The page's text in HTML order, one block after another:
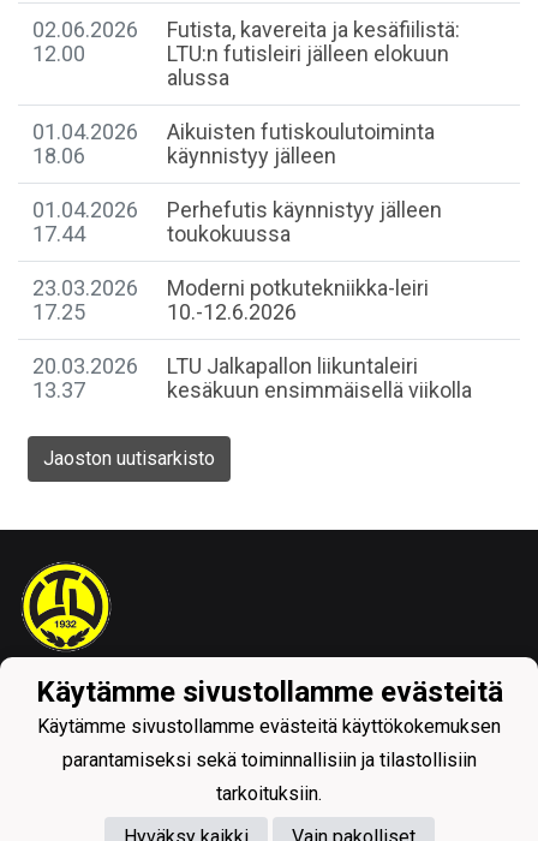
02.06.2026
12.00
Futista, kavereita ja kesäfiilistä:
LTU:n futisleiri jälleen elokuun
alussa
01.04.2026
18.06
Aikuisten futiskoulutoiminta
käynnistyy jälleen
01.04.2026
17.44
Perhefutis käynnistyy jälleen
toukokuussa
23.03.2026
17.25
Moderni potkutekniikka-leiri
10.-12.6.2026
20.03.2026
13.37
LTU Jalkapallon liikuntaleiri
kesäkuun ensimmäisellä viikolla
Jaoston uutisarkisto
Tietosuojaseloste
Käytämme sivustollamme evästeitä
Käytämme sivustollamme evästeitä käyttökokemuksen
parantamiseksi sekä toiminnallisiin ja tilastollisiin
tarkoituksiin.
Hyväksy kaikki
Vain pakolliset